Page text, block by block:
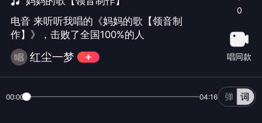
电音 来听听我唱的《妈妈的歌【领音制
作】》，击败了全国100%的人
红尘一梦
0
唱同款
00:00 04:16